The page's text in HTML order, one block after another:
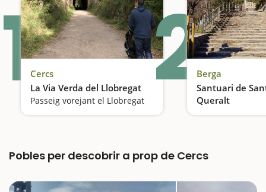
1 Cercs
La Via Verda del Llobregat
Passeig vorejant el Llobregat 2Berga
Santuari de
Queralt
Un mirador
Pobles per descobrir a prop de Cercs